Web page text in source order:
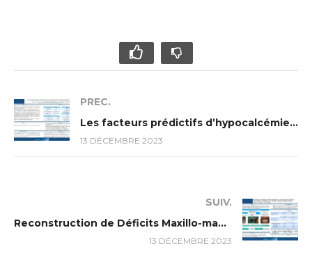
PREC.
Les facteurs prédictifs d’hypocalcémie postopératoire dans l’hyperparathyroïdie primaire
13 DÉCEMBRE 2023
SUIV.
Reconstruction de Déficits Maxillo-mandibulaires : Comparaison des Lambeaux Libres Fibulaires Préfabriqués avec l’Installation Délayée d’Implants Dentaires
13 DÉCEMBRE 2023